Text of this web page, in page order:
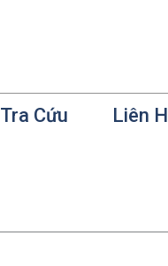
Tra Cứu Liên